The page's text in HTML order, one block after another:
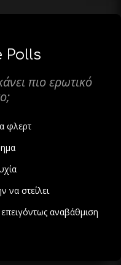
Polls
πιο ερωτικό
φλερτ
στείλει
αναβάθμιση